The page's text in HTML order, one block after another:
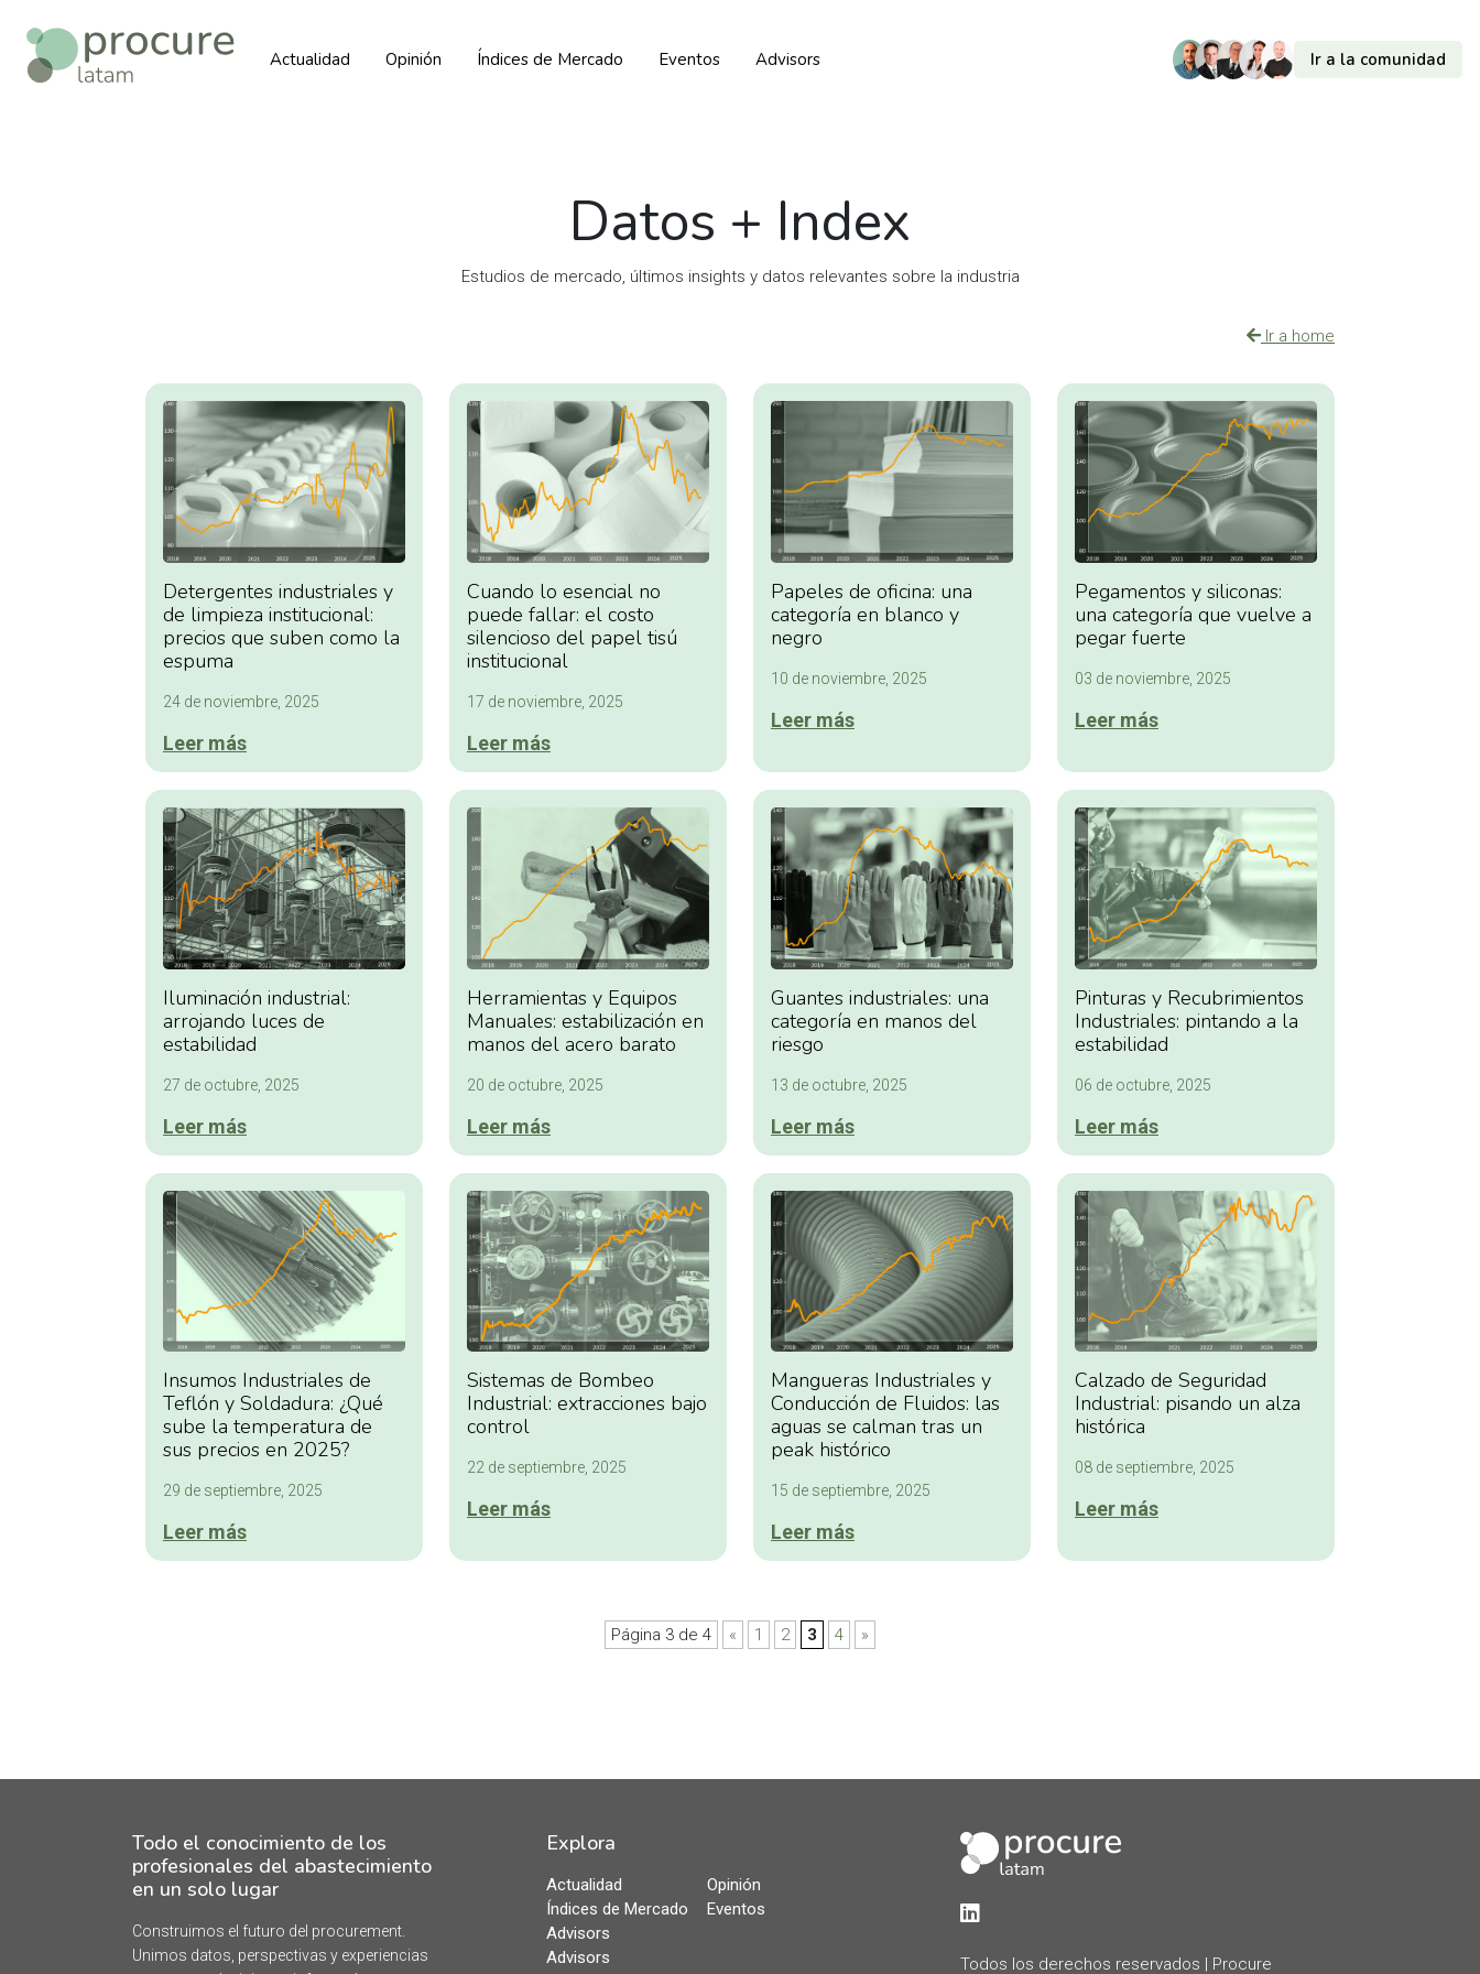
Actualidad Opinión Índices de Mercado Eventos Advisors Ir a la comunidad
Datos + Index
Estudios de mercado, últimos insights y datos relevantes sobre la industria
Ir a home
Detergentes industriales y
de limpieza institucional:
precios que suben como la
espuma
24 de noviembre, 2025
Leer más
Cuando lo esencial no
puede fallar: el costo
silencioso del papel tisú
institucional
17 de noviembre, 2025
Leer más
Papeles de oficina: una
categoría en blanco y
negro
10 de noviembre, 2025
Leer más
Pegamentos y siliconas:
una categoría que vuelve a
pegar fuerte
03 de noviembre, 2025
Leer más
Iluminación industrial:
arrojando luces de
estabilidad
27 de octubre, 2025
Leer más
Herramientas y Equipos
Manuales: estabilización en
manos del acero barato
20 de octubre, 2025
Leer más
Guantes industriales: una
categoría en manos del
riesgo
13 de octubre, 2025
Leer más
Pinturas y Recubrimientos
Industriales: pintando a la
estabilidad
06 de octubre, 2025
Leer más
Insumos Industriales de
Teflón y Soldadura: ¿Qué
sube la temperatura de
sus precios en 2025?
29 de septiembre, 2025
Leer más
Sistemas de Bombeo
Industrial: extracciones bajo
control
22 de septiembre, 2025
Leer más
Mangueras Industriales y
Conducción de Fluidos: las
aguas se calman tras un
peak histórico
15 de septiembre, 2025
Leer más
Calzado de Seguridad
Industrial: pisando un alza
histórica
08 de septiembre, 2025
Leer más
Página 3 de 4 « 1 2 3 4 »
Todo el conocimiento de los
profesionales del abastecimiento
en un solo lugar
Construimos el futuro del procurement.
Unimos datos, perspectivas y experiencias
Explora
Actualidad
Opinión
Índices de Mercado
Eventos
Advisors
Advisors
LinkedIn
Todos los derechos reservados | Procure